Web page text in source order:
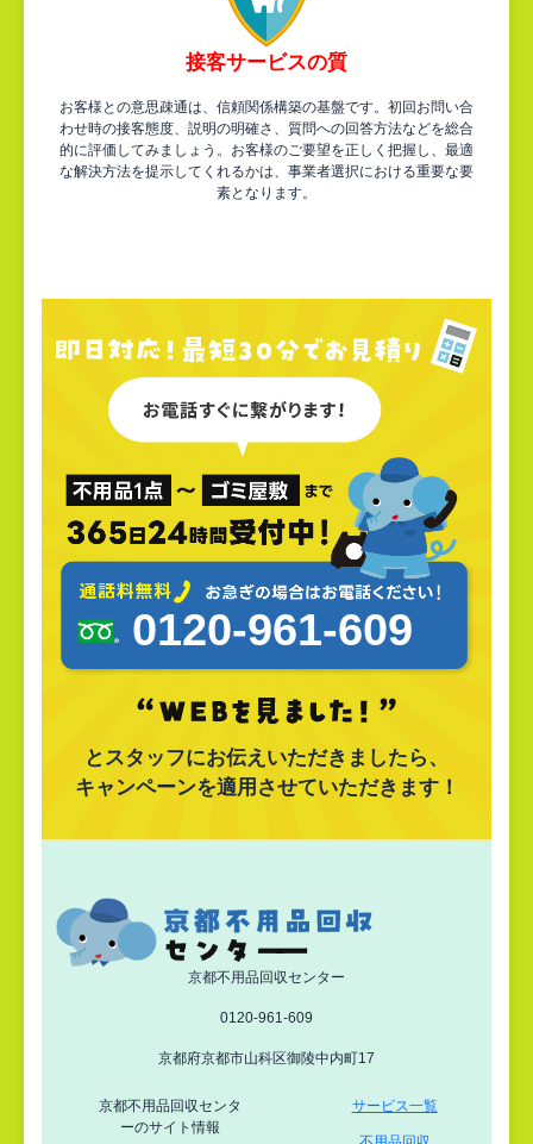
接客サービスの質
お客様との意思疎通は、信頼関係構築の基盤です。初回お問い合
わせ時の接客態度、説明の明確さ、質問への回答方法などを総合
的に評価してみましょう。お客様のご要望を正しく把握し、最適
な解決方法を提示してくれるかは、事業者選択における重要な要
素となります。
0120-961-609
とスタッフにお伝えいただきましたら、
キャンペーンを適用させていただきます！
京都不用品回収センター
0120-961-609
京都府京都市山科区御陵中内町17
京都不用品回収センタ
ーのサイト情報
サービス一覧